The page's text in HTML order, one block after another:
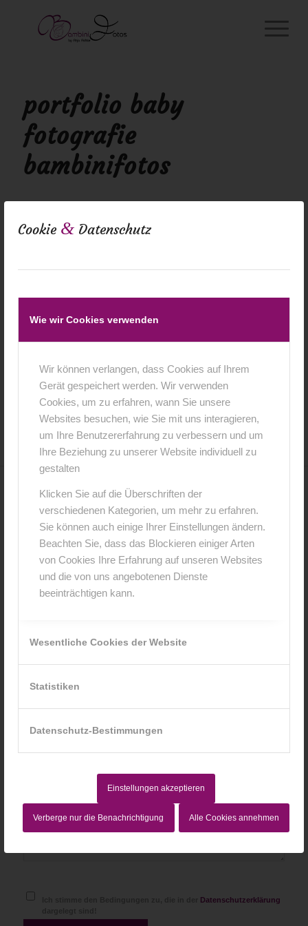
Cookie & Datenschutz
Wie wir Cookies verwenden
Wir können verlangen, dass Cookies auf Ihrem
Gerät gespeichert werden. Wir verwenden
Cookies, um zu erfahren, wann Sie unsere
Websites besuchen, wie Sie mit uns interagieren,
um Ihre Benutzererfahrung zu verbessern und um
Ihre Beziehung zu unserer Website individuell zu
gestalten
Klicken Sie auf die Überschriften der
verschiedenen Kategorien, um mehr zu erfahren.
Sie können auch einige Ihrer Einstellungen ändern.
Beachten Sie, dass das Blockieren einiger Arten
von Cookies Ihre Erfahrung auf unseren Websites
und die von uns angebotenen Dienste
beeinträchtigen kann.
Wesentliche Cookies der Website
Statistiken
Datenschutz-Bestimmungen
Einstellungen akzeptieren
Verberge nur die Benachrichtigung Alle Cookies annehmen
portfolio baby
fotografie
bambinifotos
portfolio baby fotografie bambinifotos
9. August 2015 / 0 Kommentare / vonJoerg
0
KOMMENTARE
Hinterlasse einen Kommentar
An der Diskussion beteiligen?
Hinterlasse uns deinen Kommentar!
Datenschutzerklärung